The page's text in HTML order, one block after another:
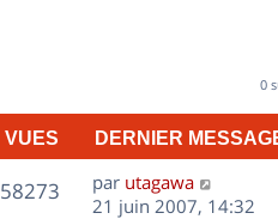
0
VUES DERNIER
58273V
D
e
par utagawa
21 juin 2007, 14:32